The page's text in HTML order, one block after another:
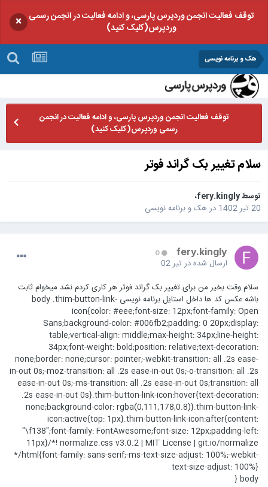
توقف فعالیت انجمن وردپرس پارسی، و ادامه فعالیت در انجمن رسمی
وردپرس(کلیک کنید)
×
هک و برنامه نویسی
توقف فعالیت انجمن وردپرس پارسی، و ادامه فعالیت در انجمن
رسمی وردپرس(کلیک کنید)
سلام تغییر بک گراند فوتر
توسطfery.kingly،
20 تیر 1402
در هک و برنامه نویسی
fery.kingly
0
ارسال شده در تیر 02
سلام وقت بخیر من برای تغییر بک گراند فوتر هر کاری کردم نشد میخوام ثابت
باشه عکس کد ها داخل استایل برنامه نویسی body .thim-button-link-
icon{color: #eee;font-size: 12px;font-family: Open
Sans;background-color: #006fb2;padding: 0 20px;display:
table;vertical-align: middle;max-height: 34px;line-height:
34px;font-weight: bold;position: relative;text-decoration:
none;border: none;cursor: pointer;-webkit-transition: all .2s ease-
in-out 0s;-moz-transition: all .2s ease-in-out 0s;-o-transition: all .2s
ease-in-out 0s;-ms-transition: all .2s ease-in-out 0s;transition: all
.2s ease-in-out 0s}.thim-button-link-icon:hover{text-decoration:
none;background-color: rgba(0,111,178,0.8)}.thim-button-link-
icon:active{top: 1px}.thim-button-link-icon:after{content:
"\f138";font-family: FontAwesome;font-size: 12px;padding-left:
11px}/*! normalize.css v3.0.2 | MIT License | git.io/normalize
*/html{font-family: sans-serif;-ms-text-size-adjust: 100%;-webkit-
text-size-adjust: 100%}
body {